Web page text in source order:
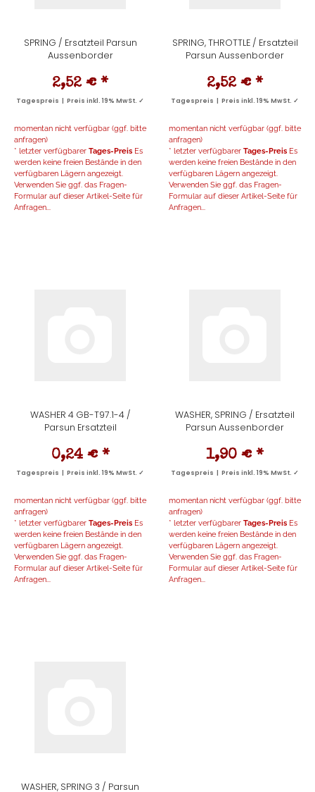
SPRING / Ersatzteil Parsun
Aussenborder
2,52 € *
Tagespreis | Preis inkl. 19% MwSt. ✓
momentan nicht verfügbar (ggf. bitte
anfragen)
* letzter verfügbarer Tages-Preis Es
werden keine freien Bestände in den
verfügbaren Lägern angezeigt.
Verwenden Sie ggf. das Fragen-
Formular auf dieser Artikel-Seite für
Anfragen...
SPRING, THROTTLE / Ersatzteil
Parsun Aussenborder
2,52 € *
Tagespreis | Preis inkl. 19% MwSt. ✓
momentan nicht verfügbar (ggf. bitte
anfragen)
* letzter verfügbarer Tages-Preis Es
werden keine freien Bestände in den
verfügbaren Lägern angezeigt.
Verwenden Sie ggf. das Fragen-
Formular auf dieser Artikel-Seite für
Anfragen...
WASHER 4 GB-T97.1-4 /
Parsun Ersatzteil
0,24 € *
Tagespreis | Preis inkl. 19% MwSt. ✓
momentan nicht verfügbar (ggf. bitte
anfragen)
* letzter verfügbarer Tages-Preis Es
werden keine freien Bestände in den
verfügbaren Lägern angezeigt.
Verwenden Sie ggf. das Fragen-
Formular auf dieser Artikel-Seite für
Anfragen...
WASHER, SPRING / Ersatzteil
Parsun Aussenborder
1,90 € *
Tagespreis | Preis inkl. 19% MwSt. ✓
momentan nicht verfügbar (ggf. bitte
anfragen)
* letzter verfügbarer Tages-Preis Es
werden keine freien Bestände in den
verfügbaren Lägern angezeigt.
Verwenden Sie ggf. das Fragen-
Formular auf dieser Artikel-Seite für
Anfragen...
WASHER, SPRING 3 / Parsun